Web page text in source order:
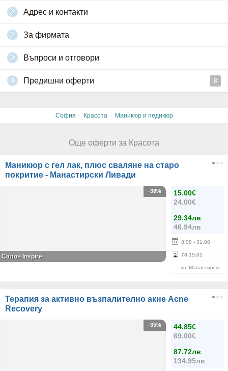
Адрес и контакти
За фирмата
Въпроси и отговори
Предишни оферти 8
София · Красота · Маникюр и педикюр
Още оферти за Красота
Маникюр с гел лак, плюс сваляне на старо
покритие - Манастирски Ливади
15.00€
24.00€
29.34лв
46.94лв
8.08 - 31.08
78:15:01
кв. Манастирски
-38%
Салон Inspire
Терапия за активно възпалително акне Acne
Recovery
44.85€
69.00€
87.72лв
134.95лв
-35%